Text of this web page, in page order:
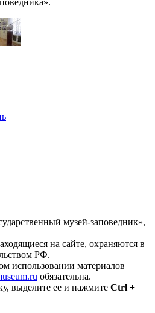
музей-заповедник»,
на сайте, охраняются в
РФ.
использовании материалов
обязательна.
выделите ее и нажмите Ctrl +